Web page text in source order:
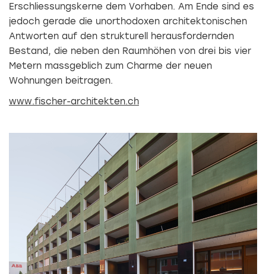
Erschliessungskerne dem Vorhaben. Am Ende sind es
jedoch gerade die unorthodoxen architektonischen
Antworten auf den strukturell herausfordernden
Bestand, die neben den Raumhöhen von drei bis vier
Metern massgeblich zum Charme der neuen
Wohnungen beitragen.
www.fischer-architekten.ch